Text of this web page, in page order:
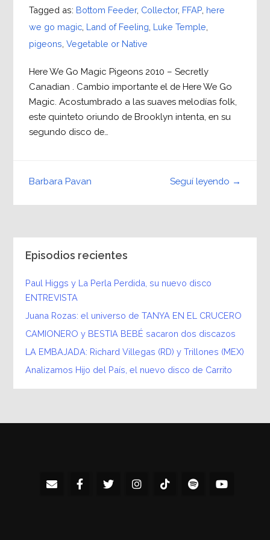
Tagged as: Bottom Feeder, Collector, FFAP, here
we go magic, Land of Feeling Luke Temple
pigeons Vegetable or Native
Here We Go Magic Pigeons 2010 – Secretly
Canadian . Cambio importante el de Here We Go
Magic. Acostumbrado a las suaves melodías folk,
este quinteto oriundo de Brooklyn intenta, en su
segundo disco de…
Seguí leyendo →
Barbara Pavan
Episodios recientes
Paul Higgs y La Perla Perdida, su nuevo disco
ENTREVISTA
Juana Rozas: el universo de TANYA EN EL CRUCERO
CAMIONERO y BESTIA BEBÉ sacaron dos discazos
LA EMBAJADA: Richard Villegas (RD) y Trillones (MEX)
Analizamos Hijo del País, el nuevo disco de Carrito